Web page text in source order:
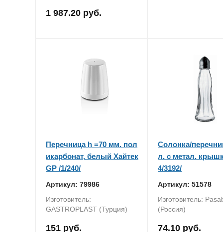
1 987.20 руб.
Перечница h =70 мм. пол
икарбонат, белый Хайтек
GP /1/240/
Артикул: 79986
Изготовитель:
GASTROPLAST (Турция)
151 руб.
Солонка/
л. с метал.
4/3192/
Артикул: 51578
Изготовитель:
(Россия)
74.10 руб.